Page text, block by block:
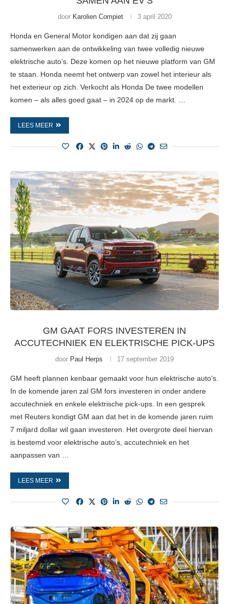
door Karolien Compiet 3 april 2020
Honda en General Motor kondigen aan dat zij gaan
samenwerken aan de ontwikkeling van twee volledig nieuwe
elektrische auto’s. Deze komen op het nieuwe platform van GM
te staan. Honda neemt het ontwerp van zowel het interieur als
het exterieur op zich. Verkocht als Honda De twee modellen
komen – als alles goed gaat – in 2024 op de markt. …
LEES MEER
GM GAAT FORS INVESTEREN IN
ACCUTECHNIEK EN ELEKTRISCHE PICK-UPS
door Paul Herps 17 september 2019
GM heeft plannen kenbaar gemaakt voor hun elektrische auto’s.
In de komende jaren zal GM fors investeren in onder andere
accutechniek en enkele elektrische pick-ups. In een gesprek
met Reuters kondigt GM aan dat het in de komende jaren ruim
7 miljard dollar wil gaan investeren. Het overgrote deel hiervan
is bestemd voor elektrische auto’s, accutechniek en het
aanpassen van …
LEES MEER